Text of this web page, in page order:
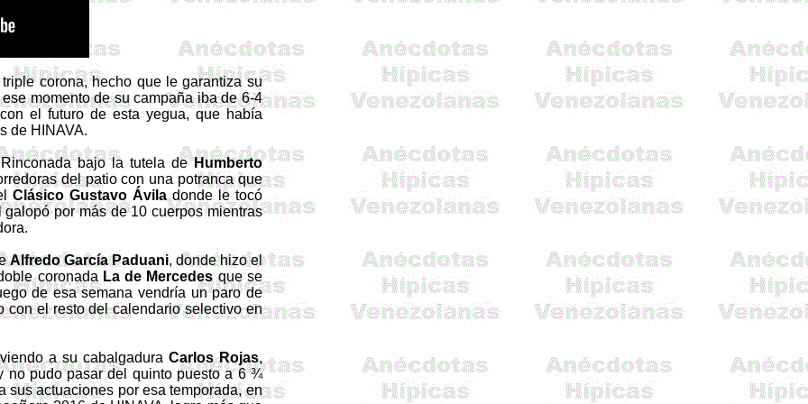
corona, hecho que le garantiza su
momento de su campaña iba de 6-4
el futuro de esta yegua, que había
de HINAVA.
bajo la tutela deHumberto
del patio con una potranca que
Clásico Gustavo Áviladonde le tocó
galopó por más de 10 cuerpos mientras
Alfredo GarcíaPaduani, donde hizo el
coronada La de Mercedesque se
de esa semana vendría un paro de
con el resto del calendario selectivo en
a su cabalgadura Carlos Rojas,
no pudo pasar del quinto puesto a 6 ¾
sus actuaciones por esa temporada, en